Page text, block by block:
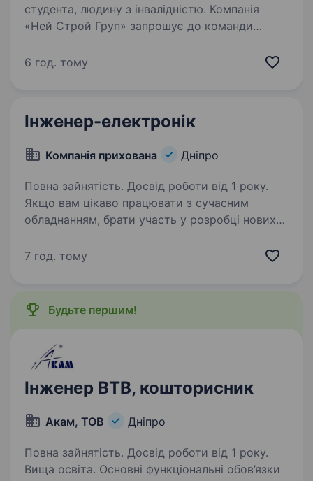
студента, людину з інвалідністю. Компанія
«Ней Строй Груп» запрошує до команди
магістральних GPON-мереж у м. Дніпро. Якщо
6 год. тому
Інженер-електронік
Компанія прихована Дніпро
Повна зайнятість. Досвід роботи від 1 року.
Якщо вам цікаво працювати з сучасним
обладнанням, брати участь у розробці нових
рішення — запрошуємо на позицію
7 год. тому
Будьте першим!
Інженер ВТВ, кошторисник
Акам, ТОВ Дніпро
Повна зайнятість. Досвід роботи від 1 року.
Вища освіта. Основні функціональні обов’язки